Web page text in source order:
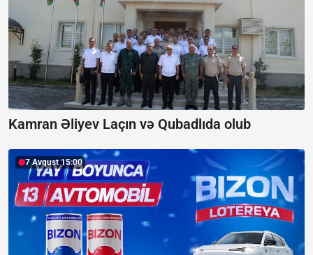
Kamran Əliyev Laçın və Qubadlıda olub
7 Avqust 15:00